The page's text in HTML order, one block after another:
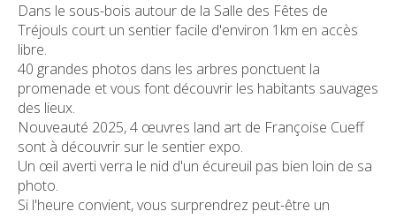
Dans le sous-bois autour de la Salle des Fêtes de
Tréjouls court un sentier facile d'environ 1km en accès
libre.
40 grandes photos dans les arbres ponctuent la
promenade et vous font découvrir les habitants sauvages
des lieux.
Nouveauté 2025, 4 œuvres land art de Françoise Cueff
sont à découvrir sur le sentier expo.
Un œil averti verra le nid d'un écureuil pas bien loin de sa
photo.
Si l'heure convient, vous surprendrez peut-être un